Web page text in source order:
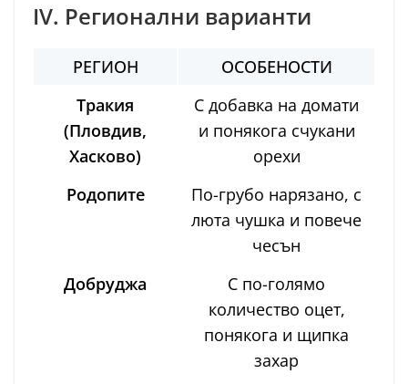
IV. Регионални варианти
РЕГИОН
ОСОБЕНОСТИ
Тракия
(Пловдив,
Хасково)
С добавка на домати
и понякога счукани
орехи
Родопите
По-грубо нарязано, с
люта чушка и повече
чесън
Добруджа
С по-голямо
количество оцет,
понякога и щипка
захар